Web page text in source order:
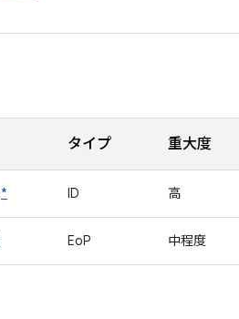
タイプ 重大度
* ID 高
EoP 中程度